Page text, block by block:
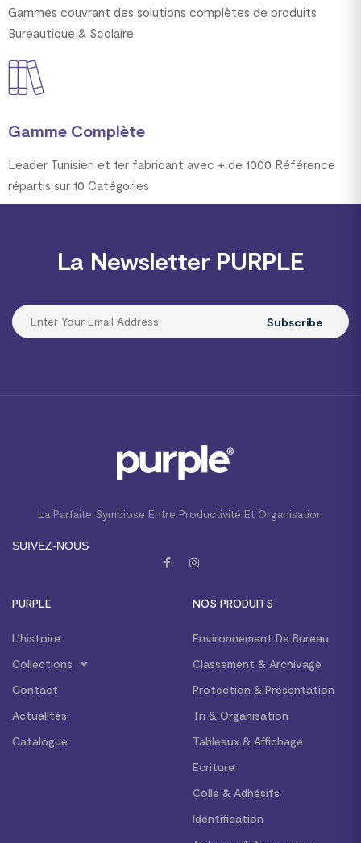
Gammes couvrant des solutions complètes de produits
Bureautique & Scolaire
Gamme Complète
Leader Tunisien et 1er fabricant avec + de 1000 Référence
répartis sur 10 Catégories
La Newsletter PURPLE
Subscribe
La Parfaite Symbiose Entre Productivité Et Organisation
SUIVEZ-NOUS
PURPLE
L’histoire
Collections
Contact
Actualités
Catalogue
NOS PRODUITS
Environnement De Bureau
Classement & Archivage
Protection & Présentation
Tri & Organisation
Tableaux & Affichage
Ecriture
Colle & Adhésifs
Identification